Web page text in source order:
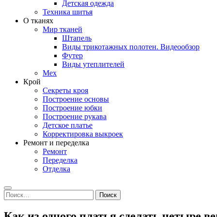
Детская одежда
Техника шитья
О тканях
Мир тканей
Штапель
Виды трикотажных полотен. Видеообзор
Футер
Виды утеплителей
Мех
Крой
Секреты кроя
Построение основы
Построение юбки
Построение рукава
Детское платье
Корректировка выкроек
Ремонт и переделка
Ремонт
Переделка
Отделка
Search
Найти: